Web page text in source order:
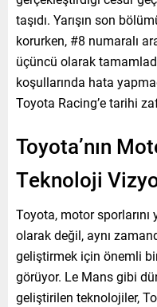
taşıdı. Yarışın son
korurken, #8 numaralı
üçüncü olarak
koşullarında hata
Toyota Racing’e tarihi
Toyota’nın
Teknoloji
Toyota, motor
olarak değil, aynı
geliştirmek için önemli
görüyor. Le Mans gibi
geliştirilen teknolojiler,